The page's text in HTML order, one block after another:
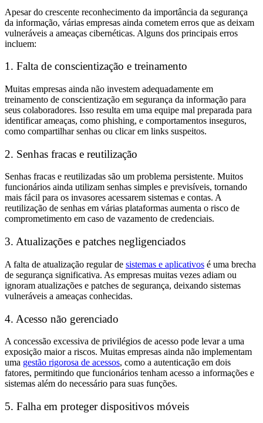
Apesar do crescente reconhecimento da importância da segurança
da informação, várias empresas ainda cometem erros que as deixam
vulneráveis a ameaças cibernéticas. Alguns dos principais erros
incluem:
1. Falta de conscientização e treinamento
Muitas empresas ainda não investem adequadamente em
treinamento de conscientização em segurança da informação para
seus colaboradores. Isso resulta em uma equipe mal preparada para
identificar ameaças, como phishing, e comportamentos inseguros,
como compartilhar senhas ou clicar em links suspeitos.
2. Senhas fracas e reutilização
Senhas fracas e reutilizadas são um problema persistente. Muitos
funcionários ainda utilizam senhas simples e previsíveis, tornando
mais fácil para os invasores acessarem sistemas e contas. A
reutilização de senhas em várias plataformas aumenta o risco de
comprometimento em caso de vazamento de credenciais.
3. Atualizações e patches negligenciados
A falta de atualização regular de sistemas e aplicativos é uma brecha
de segurança significativa. As empresas muitas vezes adiam ou
ignoram atualizações e patches de segurança, deixando sistemas
vulneráveis a ameaças conhecidas.
4. Acesso não gerenciado
A concessão excessiva de privilégios de acesso pode levar a uma
exposição maior a riscos. Muitas empresas ainda não implementam
uma gestão rigorosa de acessos, como a autenticação em dois
fatores, permitindo que funcionários tenham acesso a informações e
sistemas além do necessário para suas funções.
5. Falha em proteger dispositivos móveis